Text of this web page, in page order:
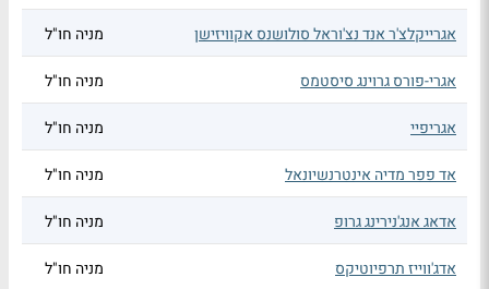
אגרייקלצ'ר אנד נצ'וראל סולושנס אקוויזישן מניה חו"ל
אגרי-פורס גרוינג סיסטמס מניה חו"ל
אגריפיי מניה חו"ל
אד פפר מדיה אינטרנשיונאל מניה חו"ל
אדאג אנג'נירינג גרופ מניה חו"ל
אדג'ווייז תרפיוטיקס מניה חו"ל